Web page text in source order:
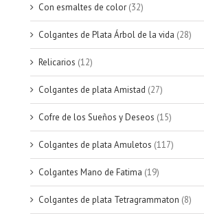
Con esmaltes de color (32)
Colgantes de Plata Árbol de la vida (28)
Relicarios (12)
Colgantes de plata Amistad (27)
Cofre de los Sueños y Deseos (15)
Colgantes de plata Amuletos (117)
Colgantes Mano de Fatima (19)
Colgantes de plata Tetragrammaton (8)